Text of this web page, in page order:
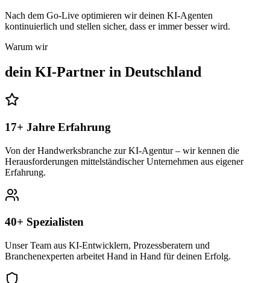
Nach dem Go-Live optimieren wir deinen KI-Agenten
kontinuierlich und stellen sicher, dass er immer besser wird.
Warum wir
dein KI-Partner in Deutschland
17+ Jahre Erfahrung
Von der Handwerksbranche zur KI-Agentur – wir kennen die
Herausforderungen mittelständischer Unternehmen aus eigener
Erfahrung.
40+ Spezialisten
Unser Team aus KI-Entwicklern, Prozessberatern und
Branchenexperten arbeitet Hand in Hand für deinen Erfolg.